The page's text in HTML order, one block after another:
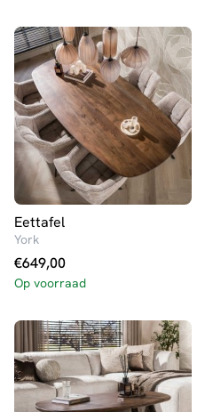
Eettafel
York
€649,00
Op voorraad